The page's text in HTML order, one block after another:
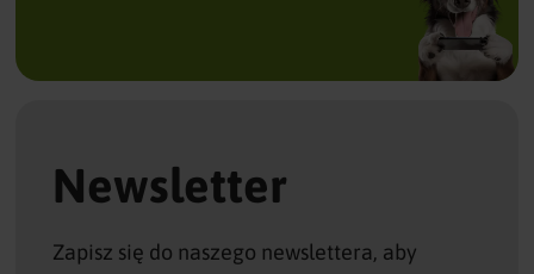
Newsletter
Zapisz się do naszego newslettera, aby